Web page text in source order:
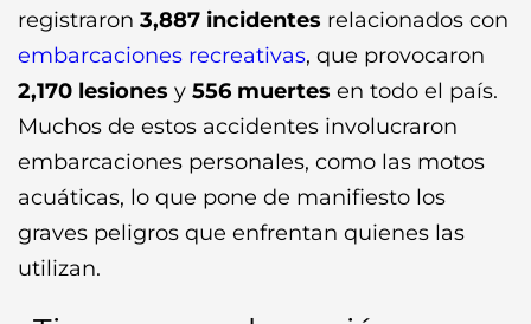
registraron 3,887 incidentes relacionados con
embarcaciones recreativas, que provocaron
2,170 lesiones y 556 muertes en todo el país.
Muchos de estos accidentes involucraron
embarcaciones personales, como las motos
acuáticas, lo que pone de manifiesto los
graves peligros que enfrentan quienes las
utilizan.